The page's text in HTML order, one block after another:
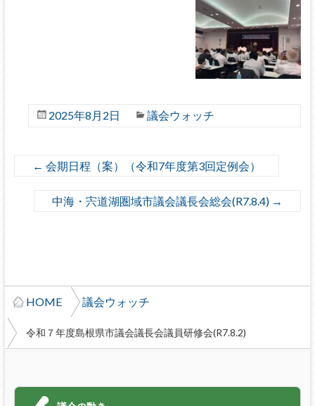
2025年8月2日 議会ウォッチ
← 会期日程（案）（令和7年度第3回定例会）
中海・宍道湖圏域市議会議長会総会(R7.8.4) →
HOME 議会ウォッチ
令和７年度島根県市議会議長会議員研修会(R7.8.2)